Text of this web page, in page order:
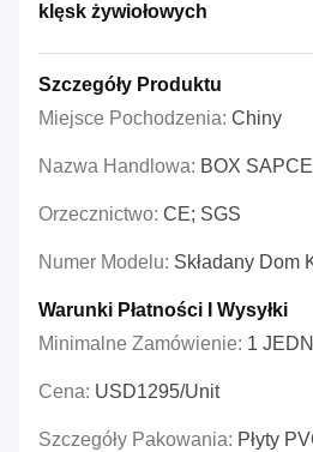
klęsk żywiołowych
Szczegóły Produktu
Miejsce Pochodzenia: Chiny
Nazwa Handlowa: BOX SAPCE
Orzecznictwo: CE; SGS
Numer Modelu: Składany Dom
Warunki Płatności I Wysyłki
Minimalne Zamówienie: 1
Cena: USD1295/unit
Szczegóły Pakowania: Płyty